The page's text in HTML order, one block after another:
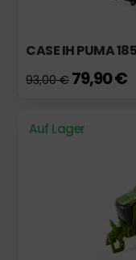
CASE IH PUMA
93,00 € 79,90 €
Auf Lager